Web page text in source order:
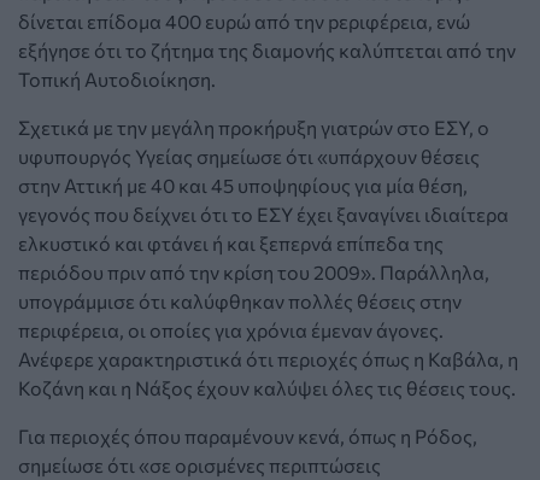
δίνεται επίδομα 400 ευρώ από την pεριφέρεια, ενώ
εξήγησε ότι το ζήτημα της διαμονής καλύπτεται από την
Τοπική Αυτοδιοίκηση.
Σχετικά με την μεγάλη προκήρυξη γιατρών στο ΕΣΥ, ο
υφυπουργός Υγείας σημείωσε ότι «υπάρχουν θέσεις
στην Αττική με 40 και 45 υποψηφίους για μία θέση,
γεγονός που δείχνει ότι το ΕΣΥ έχει ξαναγίνει ιδιαίτερα
ελκυστικό και φτάνει ή και ξεπερνά επίπεδα της
περιόδου πριν από την κρίση του 2009». Παράλληλα,
υπογράμμισε ότι καλύφθηκαν πολλές θέσεις στην
περιφέρεια, οι οποίες για χρόνια έμεναν άγονες.
Ανέφερε χαρακτηριστικά ότι περιοχές όπως η Καβάλα, η
Κοζάνη και η Νάξος έχουν καλύψει όλες τις θέσεις τους.
Για περιοχές όπου παραμένουν κενά, όπως η Ρόδος,
σημείωσε ότι «σε ορισμένες περιπτώσεις